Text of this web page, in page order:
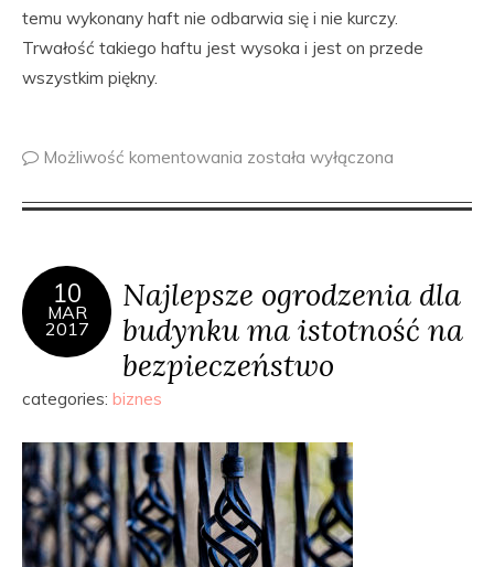
temu wykonany haft nie odbarwia się i nie kurczy.
Trwałość takiego haftu jest wysoka i jest on przede
wszystkim piękny.
Możliwość komentowania została wyłączona
10
MAR
2017
Najlepsze ogrodzenia dla
budynku ma istotność na
bezpieczeństwo
categories: biznes